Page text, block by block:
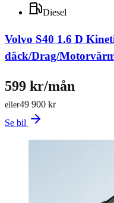
Diesel
Volvo S40 1.6 D
däck/Drag/
49 900 kr
eller
599 kr/mån
Se bil